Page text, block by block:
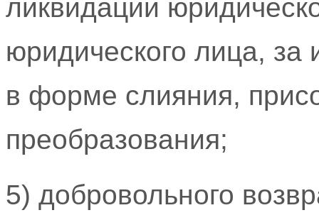
ликвидации
юридического лица, за
в форме слияния,
преобразования;
5) добровольного